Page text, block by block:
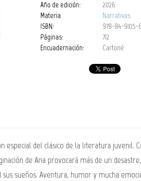
Año de edición:
2026
Materia
Narrativas
ISBN:
978-84-9105-
Páginas:
712
Encuadernación:
Cartoné
especial del clásico de la literatura juvenil.
de Ana provocará más de un
sus sueños. Aventura, humor y mucha